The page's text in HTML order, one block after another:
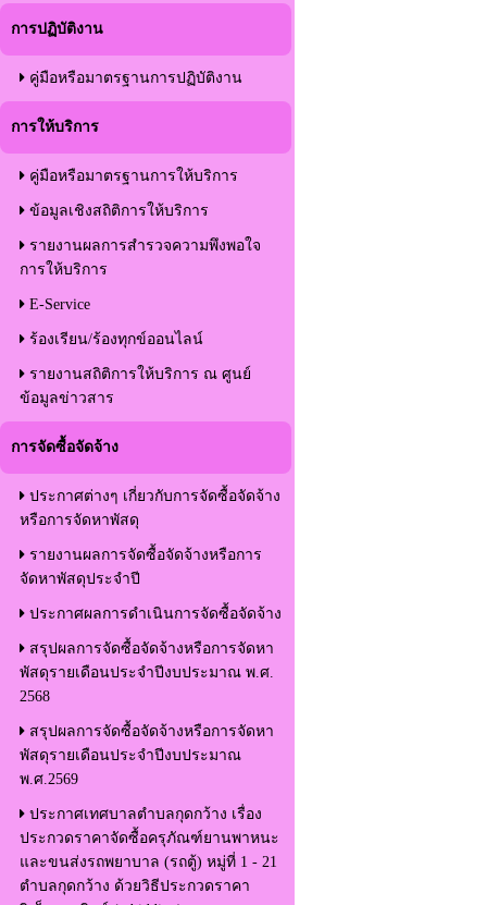
การปฏิบัติงาน
คู่มือหรือมาตรฐานการปฏิบัติงาน
การให้บริการ
คู่มือหรือมาตรฐานการให้บริการ
ข้อมูลเชิงสถิติการให้บริการ
รายงานผลการสำรวจความพึงพอใจ
การให้บริการ
E-Service
ร้องเรียน/ร้องทุกข์ออนไลน์
รายงานสถิติการให้บริการ ณ ศูนย์
ข้อมูลข่าวสาร
การจัดซื้อจัดจ้าง
ประกาศต่างๆ เกี่ยวกับการจัดซื้อจัดจ้าง
หรือการจัดหาพัสดุ
รายงานผลการจัดซื้อจัดจ้างหรือการ
จัดหาพัสดุประจำปี
ประกาศผลการดำเนินการจัดซื้อจัดจ้าง
สรุปผลการจัดซื้อจัดจ้างหรือการจัดหา
พัสดุรายเดือนประจำปีงบประมาณ พ.ศ.
2568
สรุปผลการจัดซื้อจัดจ้างหรือการจัดหา
พัสดุรายเดือนประจำปีงบประมาณ
พ.ศ.2569
ประกาศเทศบาลตำบลกุดกว้าง เรื่อง
ประกวดราคาจัดซื้อครุภัณฑ์ยานพาหนะ
และขนส่งรถพยาบาล (รถตู้) หมู่ที่ 1 - 21
ตำบลกุดกว้าง ด้วยวิธีประกวดราคา